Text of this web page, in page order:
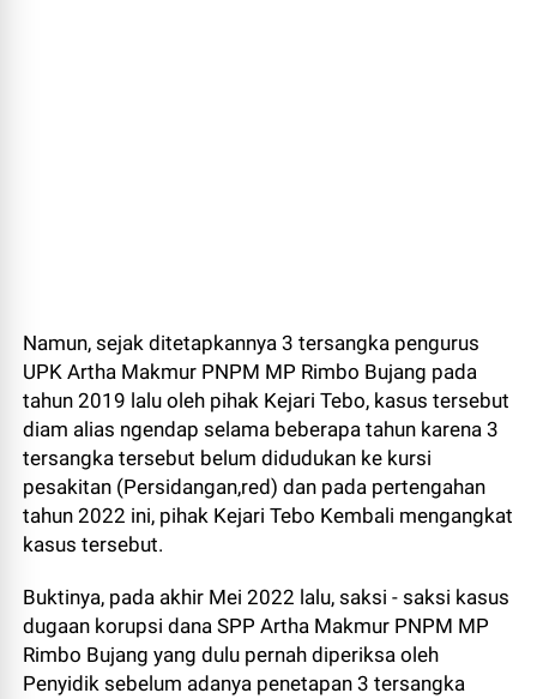
Namun, sejak ditetapkannya 3 tersangka pengurus
UPK Artha Makmur PNPM MP Rimbo Bujang pada
tahun 2019 lalu oleh pihak Kejari Tebo, kasus tersebut
diam alias ngendap selama beberapa tahun karena 3
tersangka tersebut belum didudukan ke kursi
pesakitan (Persidangan,red) dan pada pertengahan
tahun 2022 ini, pihak Kejari Tebo Kembali mengangkat
kasus tersebut.
Buktinya, pada akhir Mei 2022 lalu, saksi - saksi kasus
dugaan korupsi dana SPP Artha Makmur PNPM MP
Rimbo Bujang yang dulu pernah diperiksa oleh
Penyidik sebelum adanya penetapan 3 tersangka